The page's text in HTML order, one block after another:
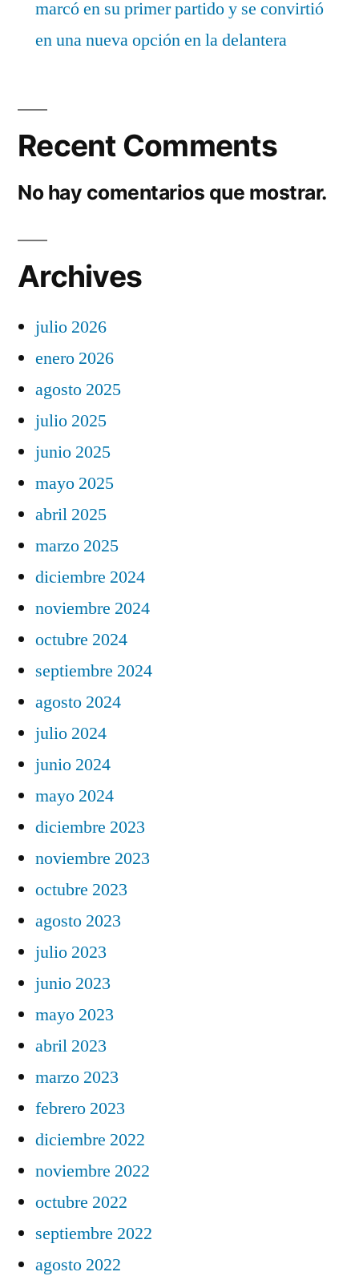
marcó en su primer partido y se convirtió
en una nueva opción en la delantera
Recent Comments
No hay comentarios que mostrar.
Archives
julio 2026
enero 2026
agosto 2025
julio 2025
junio 2025
mayo 2025
abril 2025
marzo 2025
diciembre 2024
noviembre 2024
octubre 2024
septiembre 2024
agosto 2024
julio 2024
junio 2024
mayo 2024
diciembre 2023
noviembre 2023
octubre 2023
agosto 2023
julio 2023
junio 2023
mayo 2023
abril 2023
marzo 2023
febrero 2023
diciembre 2022
noviembre 2022
octubre 2022
septiembre 2022
agosto 2022